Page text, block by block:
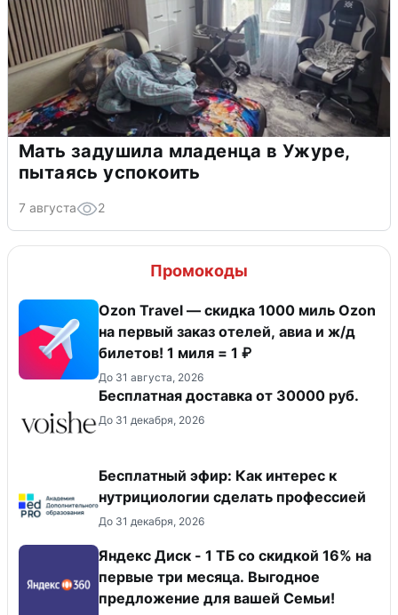
Мать задушила младенца в Ужуре,
пытаясь успокоить
7 августа 2
Промокоды
Ozon Travel — скидка 1000 миль Ozon
на первый заказ отелей, авиа и ж/д
билетов! 1 миля = 1 ₽
До 31 августа, 2026
Бесплатная доставка от 30000 руб.
До 31 декабря, 2026
Бесплатный эфир: Как интерес к
нутрициологии сделать профессией
До 31 декабря, 2026
Яндекс Диск - 1 ТБ со скидкой 16% на
первые три месяца. Выгодное
предложение для вашей Семьи!